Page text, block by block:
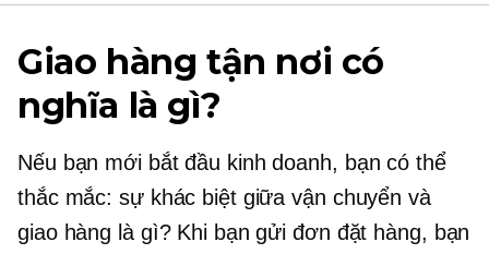
Giao hàng tận nơi có
nghĩa là gì?
Nếu bạn mới bắt đầu kinh doanh, bạn có thể
thắc mắc: sự khác biệt giữa vận chuyển và
giao hàng là gì? Khi bạn gửi đơn đặt hàng, bạn